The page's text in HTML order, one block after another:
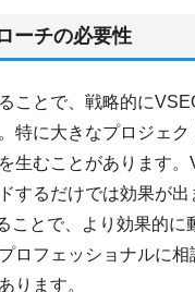
ーチの必要性
ことで、戦略的に
特に大きなプロジェク
生むことがあります
するだけでは効果が出
ことで、より効果的に
ロフェッショナルに
ります。